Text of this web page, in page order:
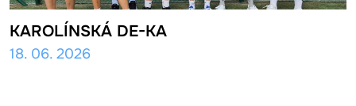
KAROLÍNSKÁ DE-KA
18. 06. 2026